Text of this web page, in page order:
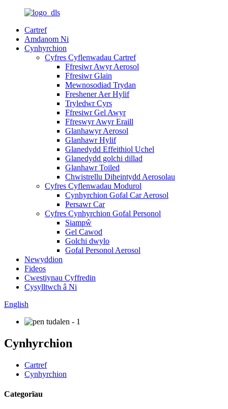
Cartref
Amdanom Ni
Cynhyrchion
Cyfres Cyflenwadau Cartref
Ffresiwr Awyr Aerosol
Ffresiwr Glain
Mewnosodiad Trydan
Freshener Aer Hylif
Tryledwr Cyrs
Ffresiwr Gel Awyr
Ffreswyr Awyr Eraill
Glanhawyr Aerosol
Glanhawr Hylif
Glanedydd Effeithiol Uchel
Glanedydd golchi dillad
Glanhawr Toiled
Chwistrellu Diheintydd Aerosolau
Cyfres Cyflenwadau Modurol
Cynhyrchion Gofal Car Aerosol
Persawr Car
Cyfres Cynhyrchion Gofal Personol
Siampŵ
Gel Cawod
Golchi dwylo
Gofal Personol Aerosol
Newyddion
Fideos
Cwestiynau Cyffredin
Cysylltwch â Ni
English
Cynhyrchion
Cartref
Cynhyrchion
Categorïau